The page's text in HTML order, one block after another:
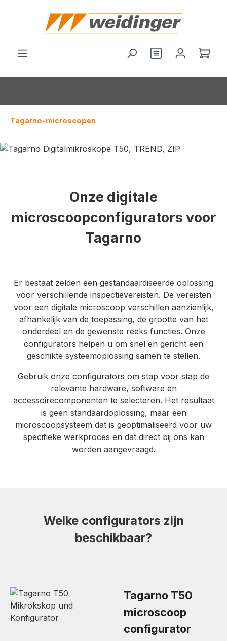
Je hebt 0 items
Tagarno-microscopen
Onze digitale
microscoopconfigurators voor
Tagarno
Er bestaat zelden een gestandaardiseerde oplossing
voor verschillende inspectievereisten. De vereisten
voor een digitale microscoop verschillen aanzienlijk,
afhankelijk van de toepassing, de grootte van het
onderdeel en de gewenste reeks functies. Onze
configurators helpen u om snel en gericht een
geschikte systeemoplossing samen te stellen.
Gebruik onze configurators om stap voor stap de
relevante hardware, software en
accessoirecomponenten te selecteren. Het resultaat
is geen standaardoplossing, maar een
microscoopsysteem dat is geoptimaliseerd voor uw
specifieke werkproces en dat direct bij ons kan
worden aangevraagd.
Welke configurators zijn
beschikbaar?
Tagarno T50
microscoop
configurator